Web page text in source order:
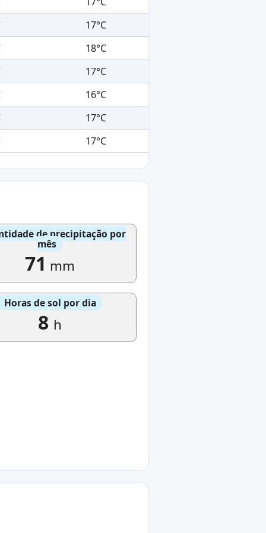
17°C
18°C
17°C
16°C
17°C
17°C
de precipitação por
mês
71 mm
Horas de sol por dia
8 h